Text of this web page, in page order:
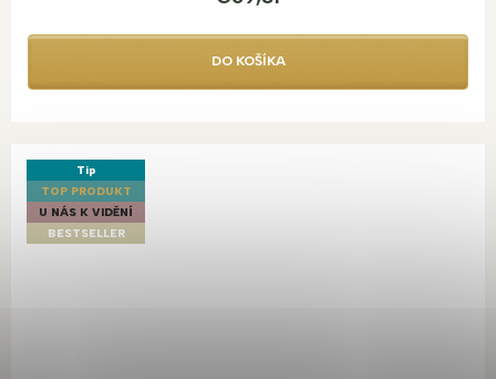
DO KOŠÍKA
Tip
TOP PRODUKT
U NÁS K VIDĚNÍ
BESTSELLER